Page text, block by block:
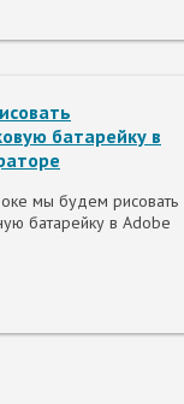
батарейку в
мы будем рисовать
батарейку в Adobe